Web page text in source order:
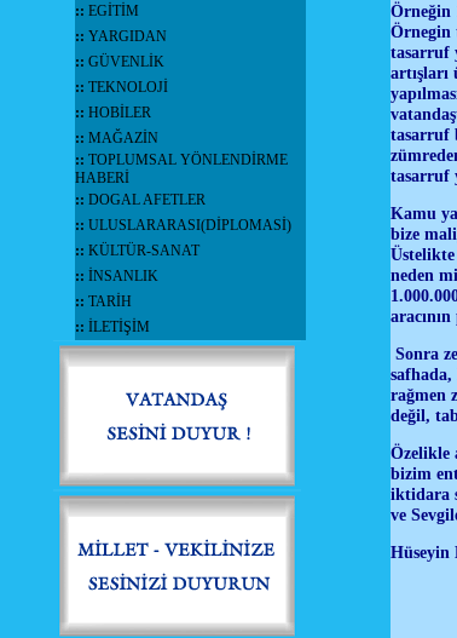
:: EGİTİM
:: YARGIDAN
:: GÜVENLİK
:: TEKNOLOJİ
:: HOBİLER
:: MAĞAZİN
:: TOPLUMSAL YÖNLENDİRME
HABERİ
:: DOGAL AFETLER
:: ULUSLARARASI(DİPLOMASİ)
:: KÜLTÜR-SANAT
:: İNSANLIK
:: TARİH
:: İLETİŞİM
Örneğin
Örnegin
tasarruf
tasarruf
tasarruf
Kamu
bize
neden
Sonra
rağmen
değil,
Özelikle
bizim
iktidara
ve
Hüseyin